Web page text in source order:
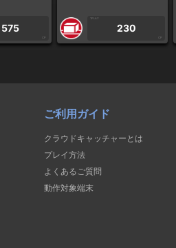
575
CP
1PLAY
230
CP
ご利用ガイド
クラウドキャッチャーとは
プレイ方法
よくあるご質問
動作対象端末